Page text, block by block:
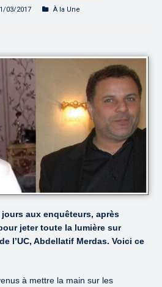
03/2017
À la Une
aux enquêteurs, après
jeter toute la lumière sur
l’UC, Abdellatif Merdas. Voici ce
à mettre la main sur les